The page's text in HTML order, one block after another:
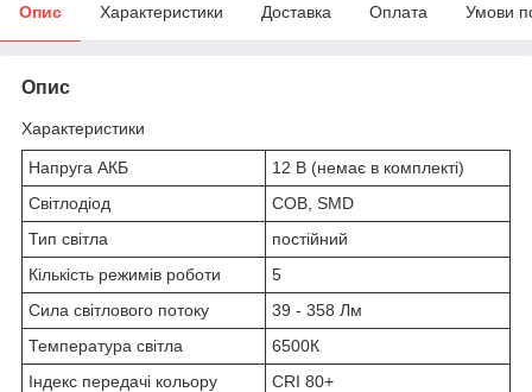
Опис Характеристики Доставка Оплата Умови
Опис
Характеристики
Напруга АКБ
12 В (немає в комплекті)
Світлодіод
COB, SMD
Тип світла
постійний
Кількість режимів роботи
5
Сила світлового потоку
39 - 358 Лм
Температура світла
6500К
Індекс передачі кольору
CRI 80+